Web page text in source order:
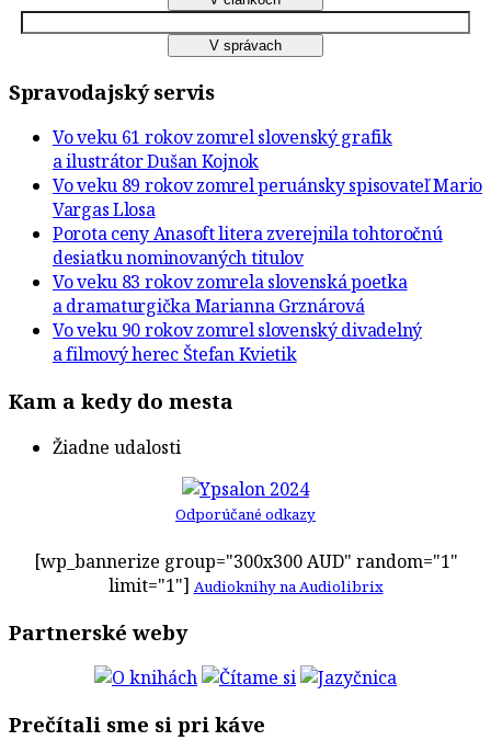
Spravodajský servis
Vo veku 61 rokov zomrel slovenský grafik
a ilustrátor Dušan Kojnok
Vo veku 89 rokov zomrel peruánsky spisovateľ Mario
Vargas Llosa
Porota ceny Anasoft litera zverejnila tohtoročnú
desiatku nominovaných titulov
Vo veku 83 rokov zomrela slovenská poetka
a dramaturgička Marianna Grznárová
Vo veku 90 rokov zomrel slovenský divadelný
a filmový herec Štefan Kvietik
Kam a kedy do mesta
Žiadne udalosti
Odporúčané odkazy
[wp_bannerize group="300x300 AUD" random="1"
limit="1"] Audioknihy na Audiolibrix
Partnerské weby
Prečítali sme si pri káve